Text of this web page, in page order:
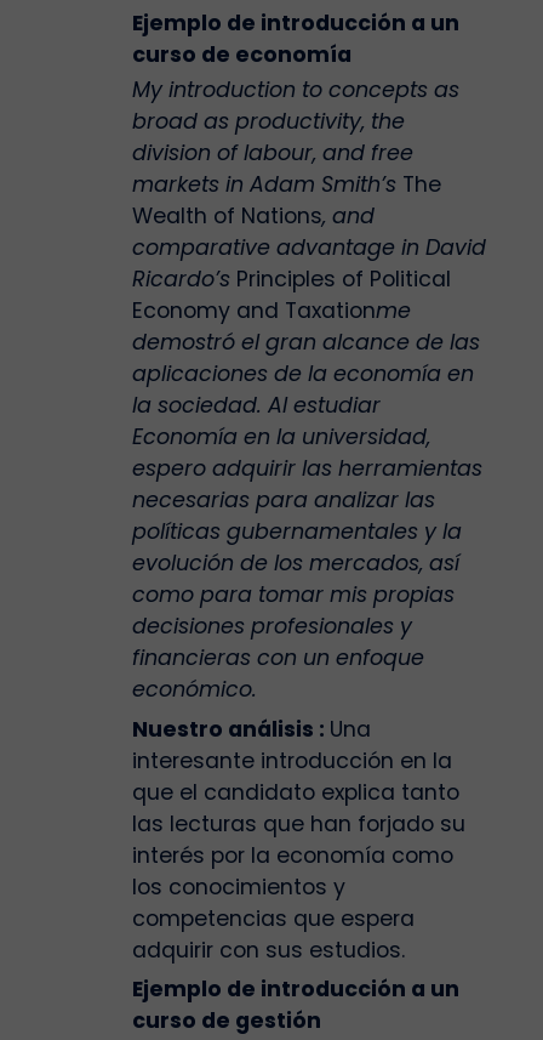
Ejemplo de introducción a un
curso de economía
My introduction to concepts as
broad as productivity, the
division of labour, and free
markets in Adam Smith’s The
Wealth of Nations, and
comparative advantage in David
Ricardo’s Principles of Political
Economy and Taxationme
demostró el gran alcance de las
aplicaciones de la economía en
la sociedad. Al estudiar
Economía en la universidad,
espero adquirir las herramientas
necesarias para analizar las
políticas gubernamentales y la
evolución de los mercados, así
como para tomar mis propias
decisiones profesionales y
financieras con un enfoque
económico.
Nuestro análisis : Una
interesante introducción en la
que el candidato explica tanto
las lecturas que han forjado su
interés por la economía como
los conocimientos y
competencias que espera
adquirir con sus estudios.
Ejemplo de introducción a un
curso de gestión